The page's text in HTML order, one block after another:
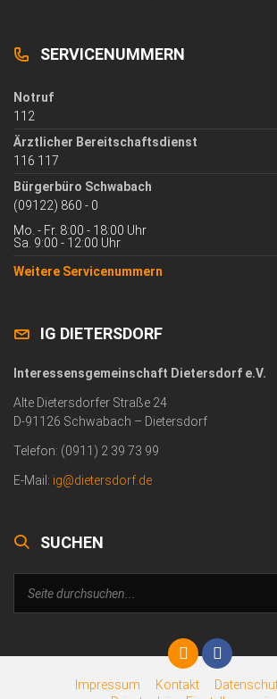
SERVICENUMMERN
Notruf
112
Ärztlicher Bereitschaftsdienst
116 117
Bürgerbüro Schwabach
(09122) 860 - 0
Mo. - Fr. 8:00 - 18:00 Uhr
Sa. 9:00 - 12:00 Uhr
Weitere Servicenummern
IG DIETERSDORF
Interessensgemeinschaft Dietersdorf e.V.
Alte Dietersdorfer Straße 24
D-91126 Schwabach – Dietersdorf
Telefon: (0911) 2 39 73 99
E-Mail: ig@dietersdorf.de
SUCHEN
Impressum Kontakt